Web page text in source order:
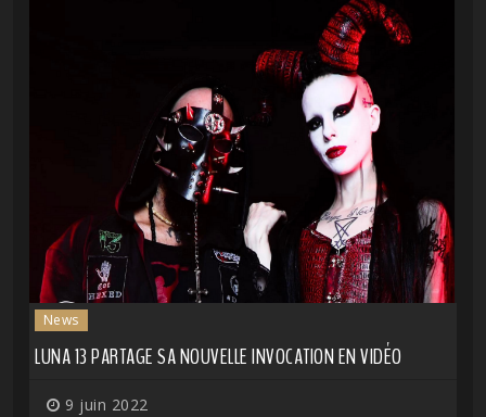
News
LUNA 13 PARTAGE SA NOUVELLE INVOCATION EN VIDÉO
9 juin 2022